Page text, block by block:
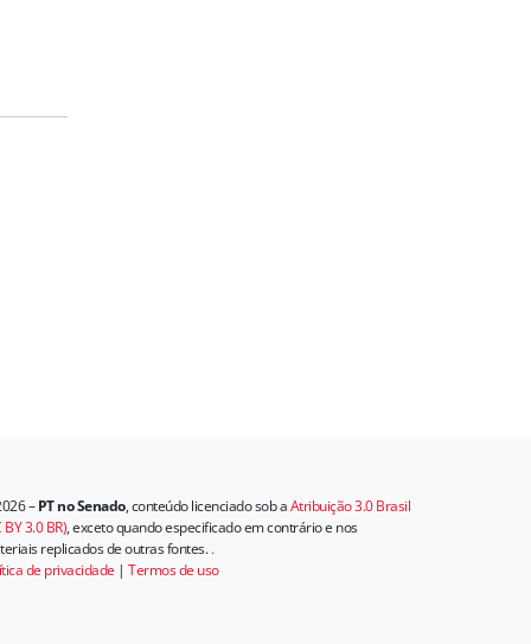
–PT no Senado, conteúdo licenciado sob aAtribuição 3.0 Brasil
BY 3.0 BR), exceto quando especificado em contrário e nos
replicados de outras fontes..
de privacidade | Termos de uso